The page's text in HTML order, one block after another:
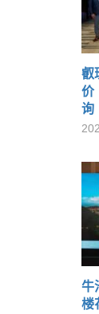
叡
价
询
牛
楼